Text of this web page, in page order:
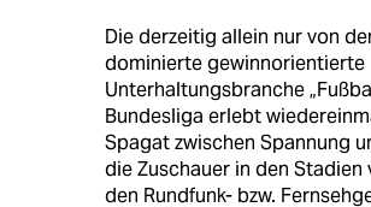
Die derzeitig allein nur von
dominierte gewinnorientierte
Unterhaltungsbranche
Bundesliga erlebt
Spagat zwischen Spannung
die Zuschauer in den
den Rundfunk- bzw.